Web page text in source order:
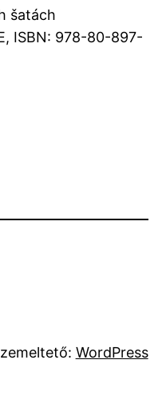
šatách
ISBN: 978-80-897-
WordPress